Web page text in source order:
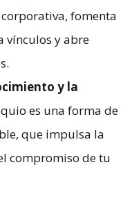
fomenta
vínculos y abre
y la
es una forma de
que impulsa la
compromiso de tu